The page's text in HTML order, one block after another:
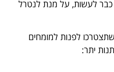
כבר לעשות, על מנת לנטרל
לפנות למומחים
יתר: